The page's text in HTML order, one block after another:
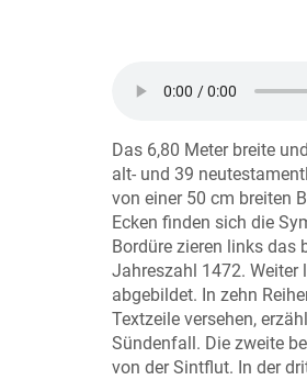
Das 6,80 Meter breite
alt- und 39
von einer 50 cm breiten
Ecken finden sich die
Bordüre zieren links das
Jahreszahl 1472. Weiter
abgebildet. In zehn
Textzeile versehen,
Sündenfall. Die zweite
von der Sintflut. In der